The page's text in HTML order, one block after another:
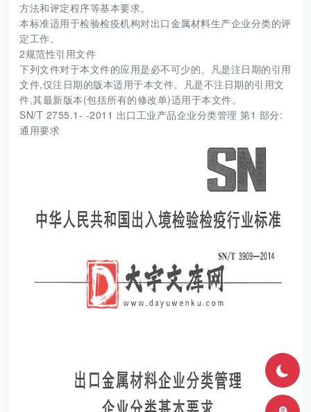
方法和评定程序等基本要求。
本标准适用于检验检疫机构对出口金属材料生产企业分类的评
定工作。
2规范性引用文件
下列文件对于本文件的应用是必不可少的。凡是注日期的引用
文件,仅注日期的版本适用于本文件。凡是不注日期的引用文
件,其最新版本(包括所有的修改单)适用于本文件。
SN/T 2755.1- -2011 出口工业产品企业分类管理 第1 部分:
通用要求